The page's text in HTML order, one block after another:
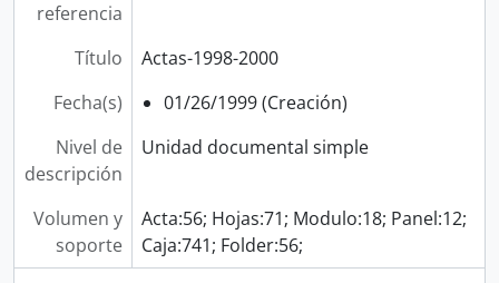
referencia
Título
Actas-1998-2000
Fecha(s)
01/26/1999 (Creación)
Nivel de
descripción
Unidad documental simple
Volumen y
soporte
Acta:56; Hojas:71; Modulo:18; Panel:12;
Caja:741; Folder:56;